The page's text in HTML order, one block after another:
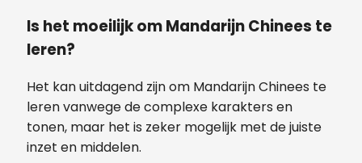
Is het moeilijk om Mandarijn Chinees te
leren?
Het kan uitdagend zijn om Mandarijn Chinees te
leren vanwege de complexe karakters en
tonen, maar het is zeker mogelijk met de juiste
inzet en middelen.